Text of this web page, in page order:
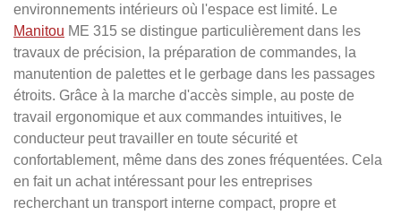
environnements intérieurs où l'espace est limité. Le
Manitou ME 315 se distingue particulièrement dans les
travaux de précision, la préparation de commandes, la
manutention de palettes et le gerbage dans les passages
étroits. Grâce à la marche d'accès simple, au poste de
travail ergonomique et aux commandes intuitives, le
conducteur peut travailler en toute sécurité et
confortablement, même dans des zones fréquentées. Cela
en fait un achat intéressant pour les entreprises
recherchant un transport interne compact, propre et